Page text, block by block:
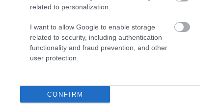
related to personalization.
I want to allow Google to enable storage
related to security, including authentication
functionality and fraud prevention, and other
user protection.
CONFIRM